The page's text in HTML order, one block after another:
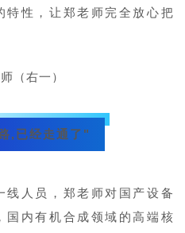
特性，让郑老师完全放心把
（右一）
,已经走通了"
人员， 郑老师对国产设备
国内有机合成领域的高端核